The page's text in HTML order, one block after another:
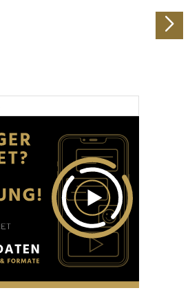
möglicherweise mit
die Sie ihnen bereitgestellt